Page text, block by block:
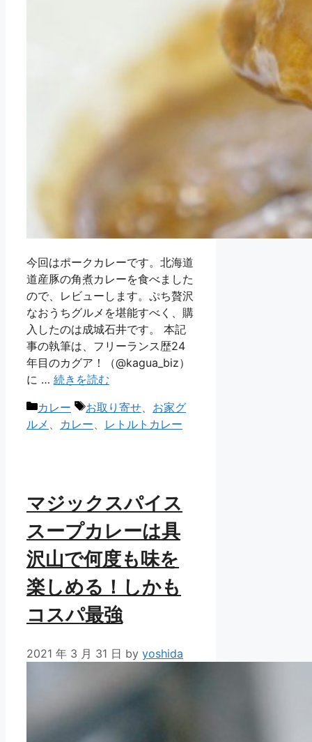
今回はポークカレーです。北海道
道産豚の角煮カレーを食べました
ので、レビューします。ぷち贅沢
なおうちグルメを堪能すべく、購
入したのは成城石井です。 本記
事の執筆は、フリーランス歴24
年目のカグア！（@kagua_biz）
に … 続きを読む
カ
テ
カレー
タ
グ
お取り寄せ
お家グ
ルメ
カレー レトルトカレー
マジックスパイス
スープカレーは具
沢山で何度も味を
楽しめる！しかも
コスパ最強
2021 年 3 月 31 日 by yoshida